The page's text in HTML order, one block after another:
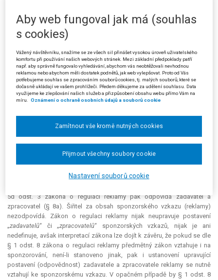
dopadům na spotřebitele, neboť sponzorské vzkazy by se staly
platformou, v rámci níž by potenciálně mohlo docházet k neregulované
komerční komunikaci. Například farmaceutické produkty by zde mohly
být prezentovány, aniž by bylo uvedeno, zda se jedná o doplněk stravy
nebo o léčivo, u léčiv by absentovaly výzvy k pročtení příbalové
informace, rovněž by zde mohlo docházet k využívání nekalých
obchodních praktik apod. Jinými slovy povinnosti plynoucí ze zákona o
regulaci reklamy jakožto zákona veřejnoprávní povahy, který chrání
spotřebitele, by byly v rámci sponzorských vzkazů úspěšně obcházeny,
jelikož by neexistoval zadavatel a zpracovatel odpovědný a postižitelný
případě sponzorských vzkazů je vždy identifikovatelná osoba
regulaci reklamy, když vztahuje povinnosti pro reklamu rovněž na
Dle zákona o regulaci reklamy jsou zodpovědnými subjekty za
5d odst. 3 zákona o regulaci reklamy pak odpovídá zadavatel a
zpracovatel (§ 8a). Šiřitel za obsah sponzorského vzkazu (reklamy)
nezodpovídá. Zákon o regulaci reklamy nijak neupravuje postavení
„zadavatelů“ či „zpracovatelů“ sponzorských vzkazů, nijak je ani
nedefinuje, avšak interpretací zákona lze dojít k závěru, že pokud se dle
§ 1 odst. 8 zákona o regulaci reklamy předmětný zákon vztahuje i na
sponzorování, není-li stanoveno jinak, pak i ustanovení upravující
postavení (odpovědnost) zadavatele a zpracovatele reklamy se nutně
vztahují ke sponzorskému vzkazu. V opačném případě by § 1 odst. 8
Aby web fungoval jak má (souhlas
s cookies)
Vážený návštěvníku, snažíme se ze všech sil přinášet vysokou úroveň uživatelského
komfortu při používání našich webových stránek. Mezi základní předpoklady patří
např. aby správně fungovalo vyhledávání, abychom vás neobtěžovali nevhodnou
reklamou nebo abychom měli dostatek podnětů, jak web vylepšovat. Proto od Vás
potřebujeme souhlas se zpracováním souborů cookies, tj. malých souborů, které se
dočasně ukládají ve vašem prohlížeči. Předem děkujeme za udělení souhlasu. Data
využijeme ke zlepšování našich služeb a přizpůsobení obsahu webu přímo Vám na
míru.
Oznámení o ochraně osobních údajů a souborů cookie
Nastavení souborů cookie
Zamítnout vše kromě nutných cookies
Přijmout všechny soubory cookie